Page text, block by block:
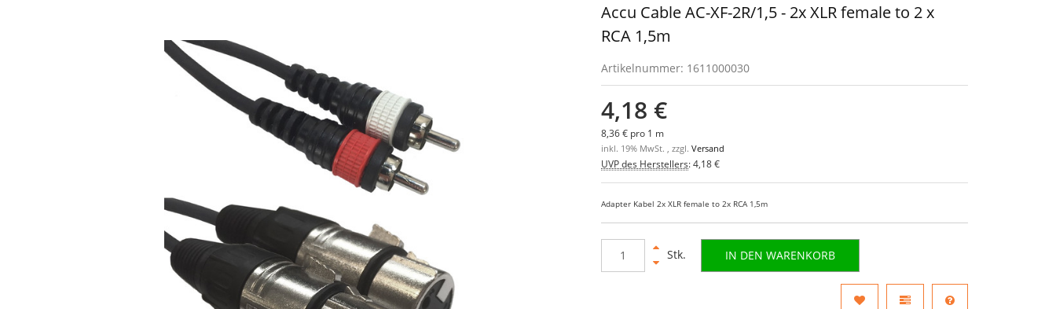
Accu Cable AC-XF-2R/1,5 - 2x XLR female to 2 x
RCA 1,5m
Artikelnummer: 1611000030
4,18 €
8,36 € pro 1 m
inkl. 19% MwSt. , zzgl.Versand
UVP des Herstellers:4,18 €
Adapter Kabel 2x XLR female to 2x RCA 1,5m
Stk. IN DEN WARENKORB